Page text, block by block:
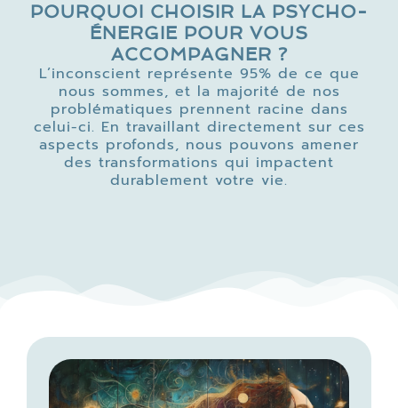
POURQUOI CHOISIR LA PSYCHO-
ÉNERGIE POUR VOUS
ACCOMPAGNER ?
L’inconscient représente 95% de ce que
nous sommes, et la majorité de nos
problématiques prennent racine dans
celui-ci. En travaillant directement sur ces
aspects profonds, nous pouvons amener
des transformations qui impactent
durablement votre vie.